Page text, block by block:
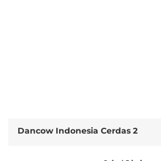
Dancow Indonesia Cerdas 2